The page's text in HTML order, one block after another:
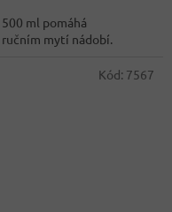
ml pomáhá
mytí nádobí.
Kód: 7567